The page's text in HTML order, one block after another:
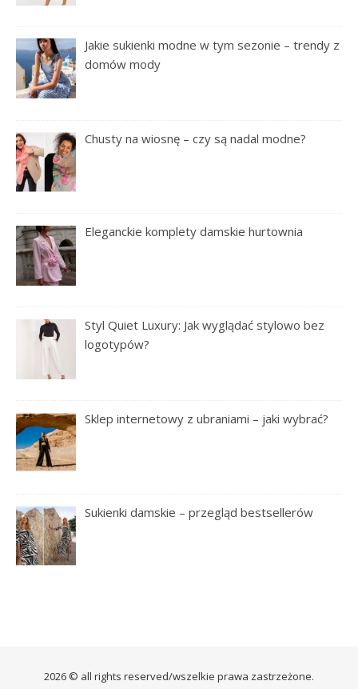
Jakie sukienki modne w tym sezonie – trendy z
domów mody
Chusty na wiosnę – czy są nadal modne?
Eleganckie komplety damskie hurtownia
Styl Quiet Luxury: Jak wyglądać stylowo bez
logotypów?
Sklep internetowy z ubraniami – jaki wybrać?
Sukienki damskie – przegląd bestsellerów
2026 © all rights reserved/wszelkie prawa zastrzeżone.